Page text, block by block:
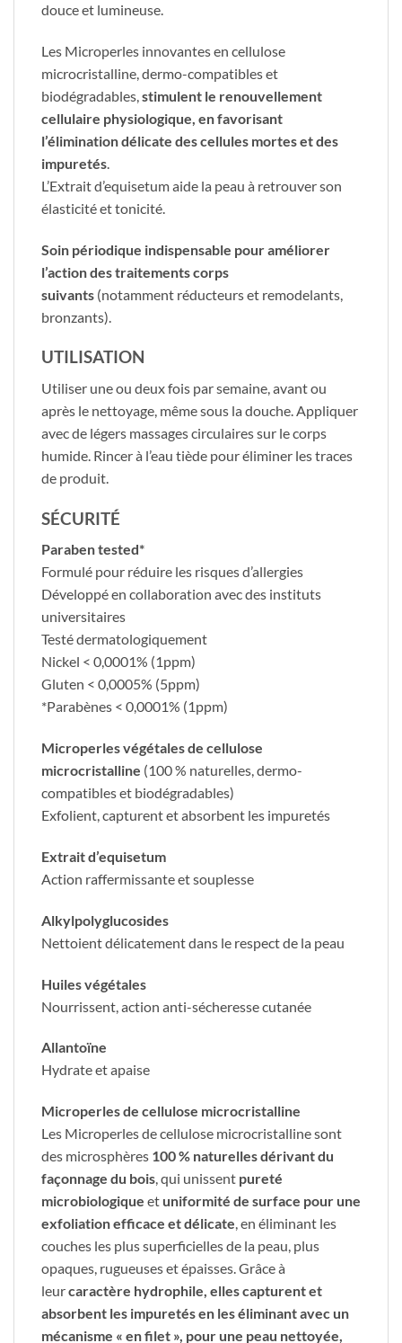
douce et lumineuse.
Les Microperles innovantes en cellulose
microcristalline, dermo-compatibles et
biodégradables,stimulent le renouvellement
cellulaire physiologique, en favorisant
l’élimination délicate des cellules mortes et des
impuretés.
L’Extrait d’equisetum aide la peau à retrouver son
élasticité et tonicité.
Soin périodique indispensable pour améliorer
l’action des traitements corps
suivants (notamment réducteurs et remodelants,
bronzants).
UTILISATION
​Utiliser une ou deux fois par semaine, avant ou
après le nettoyage, même sous la douche. Appliquer
avec de légers massages circulaires sur le corps
humide. Rincer à l’eau tiède pour éliminer les traces
de produit.
SÉCURITÉ
​Paraben tested*
Formulé pour réduire les risques d’allergies
Développé en collaboration avec des instituts
universitaires
Testé dermatologiquement
Nickel < 0,0001% (1ppm)
Gluten < 0,0005% (5ppm)
*Parabènes < 0,0001% (1ppm)
Microperles végétales de cellulose
microcristalline (100 % naturelles, dermo-
compatibles et biodégradables)
Exfolient, capturent et absorbent les impuretés
Extrait d’equisetum
Action raffermissante et souplesse
Alkylpolyglucosides
Nettoient délicatement dans le respect de la peau
Huiles végétales
Nourrissent, action anti-sécheresse cutanée
Allantoïne
Hydrate et apaise
Microperles de cellulose microcristalline
Les Microperles de cellulose microcristalline sont
des microsphères 100 % naturelles dérivant du
façonnage du bois, qui unissent pureté
microbiologique et uniformité de surface pour une
exfoliation efficace et délicate, en éliminant les
couches les plus superficielles de la peau, plus
opaques, rugueuses et épaisses. Grâce à
leurcaractère hydrophile, elles capturent et
absorbent les impuretés en les éliminant avec un
mécanisme « en filet », pour une peau nettoyée,